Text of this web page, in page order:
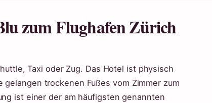
zum Flughafen Zürich
Taxi oder Zug. Das Hotel ist physisch
trockenen Fußes vom Zimmer zum
ist einer der am häufigsten genannten